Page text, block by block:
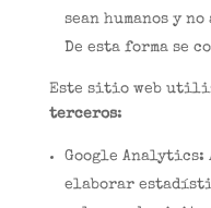
sean humanos y
De esta forma se
Este sitio web
terceros:
Google Analytics:
elaborar